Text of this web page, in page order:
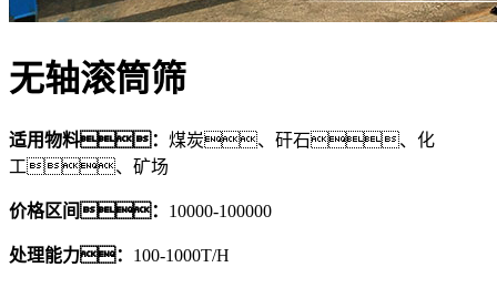
无轴滚筒筛
适用物料： 煤炭、矸石、化
工、矿场
价格区间： 10000-100000
处理能力： 100-1000T/H